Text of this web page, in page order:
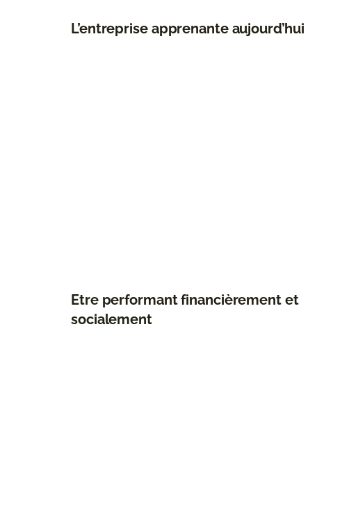
L’entreprise apprenante aujourd’hui
Etre performant financièrement et
socialement